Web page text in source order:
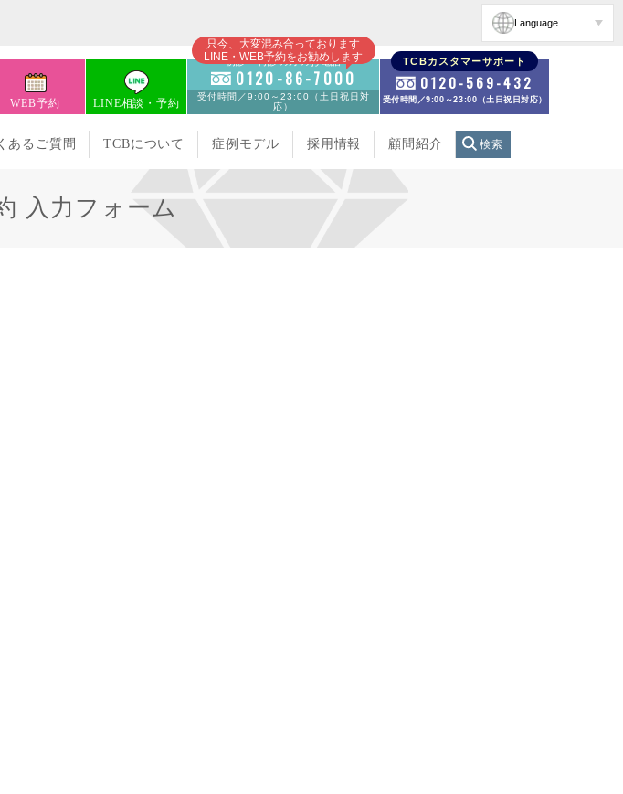
Language
WEB予約 LINE相談・予約
只今、大変混み合っております
LINE・WEB予約をお勧めします
初診・再診の方のお電話
0120-86-7000
受付時間／9:00～23:00（土日祝日対
応）
TCBカスタマーサポート
0120-569-432
受付時間／9:00～23:00（土日祝日対応）
あるご質問 TCBについて 症例モデル 採用情報 顧問紹介 検索
入力フォーム